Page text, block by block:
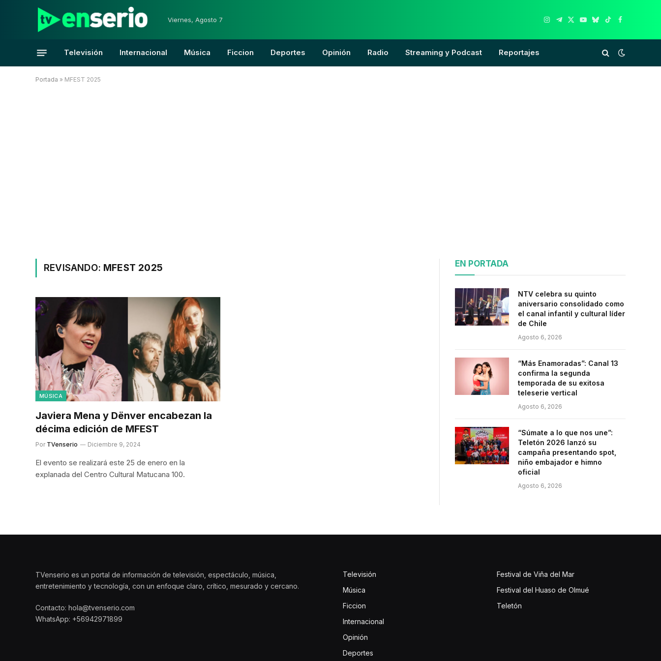
Viernes, Agosto 7
Instagram
Telegram
X
YouTube
Bluesky
TikTokFacebook
Televisión Internacional Música Ficcion Deportes Opinión Radio Streaming y Podcast Reportajes
Portada » MFEST 2025
REVISANDO: MFEST 2025
MÚSICA
Javiera Mena y Dënver encabezan la
décima edición de MFEST
Por TVenserio Diciembre 9, 2024
El evento se realizará este 25 de enero en la
explanada del Centro Cultural Matucana 100.
EN PORTADA
NTV celebra su quinto
aniversario consolidado como
el canal infantil y cultural líder
de Chile
Agosto 6, 2026
“Más Enamoradas”: Canal 13
confirma la segunda
temporada de su exitosa
teleserie vertical
Agosto 6, 2026
“Súmate a lo que nos une”:
Teletón 2026 lanzó su
campaña presentando spot,
niño embajador e himno
oficial
Agosto 6, 2026
TVenserio es un portal de información de televisión, espectáculo, música,
entretenimiento y tecnología, con un enfoque claro, crítico, mesurado y cercano.
Contacto: hola@tvenserio.com
WhatsApp: +56942971899
Televisión
Música
Ficcion
Internacional
Opinión
Deportes
Festival de Viña del Mar
Festival del Huaso de Olmué
Teletón